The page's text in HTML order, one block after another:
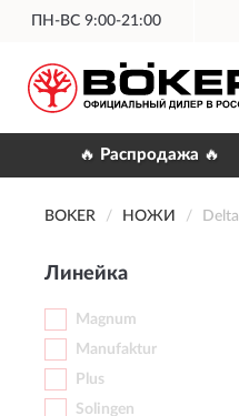
ПН-ВС 9:00-21:00
🔥 Распродажа 🔥
BOKER НОЖИ Delta
Линейка
Magnum
Manufaktur
Plus
Solingen